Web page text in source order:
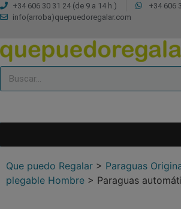
+34 606 30 31 24 (de 9 a 14 h.)
+34 606
info(arroba)quepuedoregalar.com
Que puedo Regalar > Paraguas
plegable Hombre > Paraguas